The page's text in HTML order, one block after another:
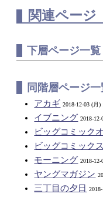
関連ページ
下層ページ一覧
同階層ページ一
アカギ 2018-12-03 (月)
イブニング 2018-
ビッグコミック
ビッグコミック
モーニング 2018-12-
ヤングマガジン
三丁目の夕日